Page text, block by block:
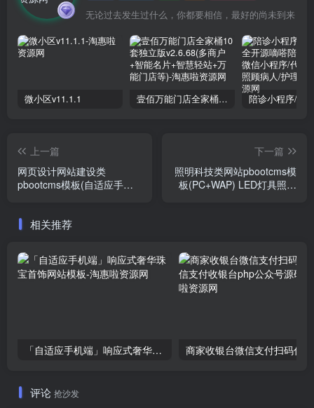
无论过去发生过什么，你都要相信，最好的尚未到来
微小区v11.1.1 壹佰万能门店全家桶10套独立版v2.6.68(​多商户+智能名片+智慧轻站+万能门店等)
上一篇
网页设计网站建设类
pbootcms模板(自适应手机)
下一篇
照明科技类网站pbootcms模
板(PC+WAP) LED灯具照明
相关推荐
「自适应手机端」响应式奢华珠宝首饰网站模板
评论 抢沙发